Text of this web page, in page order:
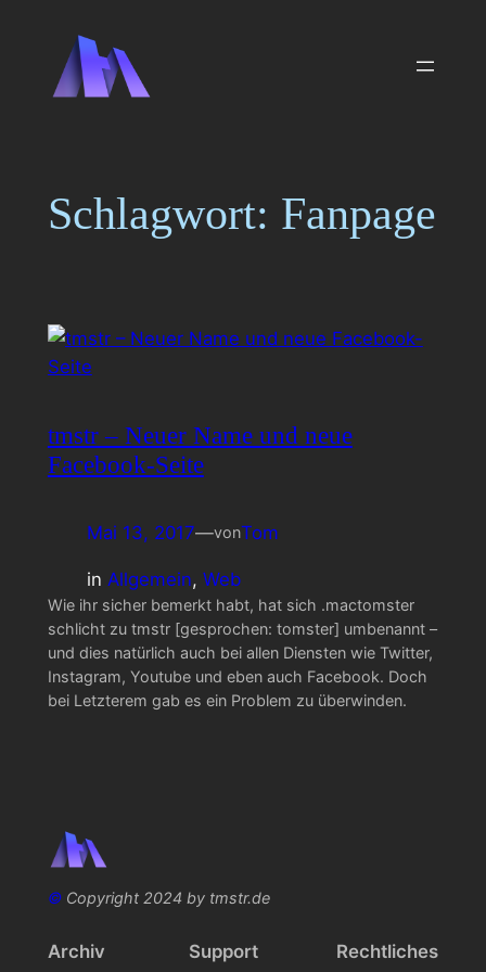
springen
Schlagwort: Fanpage
tmstr – Neuer Name und neue
Facebook-Seite
Mai 13, 2017—vonTom
in Allgemein, Web
Wie ihr sicher bemerkt habt, hat sich .mactomster
schlicht zu tmstr [gesprochen: tomster] umbenannt –
und dies natürlich auch bei allen Diensten wie Twitter,
Instagram, Youtube und eben auch Facebook. Doch
bei Letzterem gab es ein Problem zu überwinden.
©Copyright 2024 by tmstr.de
Archiv Support Rechtliches